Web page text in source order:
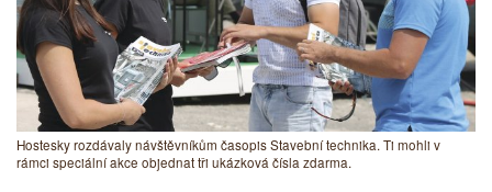
Hostesky rozdávaly návštěvníkům časopis Stavební technika. Ti mohli v
rámci speciální akce objednat tři ukázková čísla zdarma.